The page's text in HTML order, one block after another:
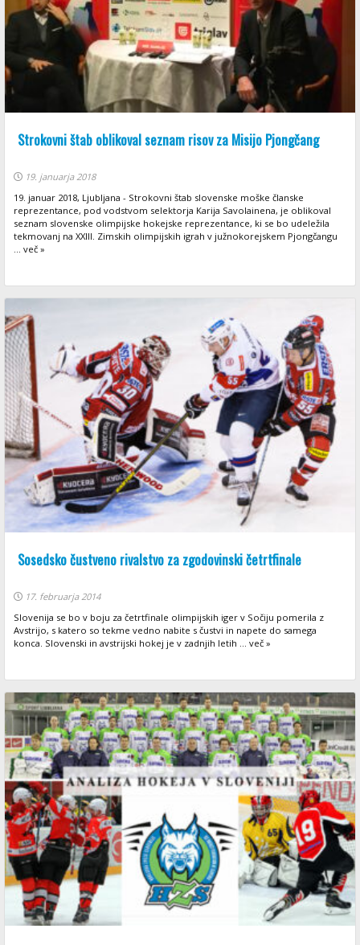
Strokovni štab oblikoval seznam risov za Misijo Pjongčang
19. januarja 2018
19. januar 2018, Ljubljana - Strokovni štab slovenske moške članske
reprezentance, pod vodstvom selektorja Karija Savolainena, je oblikoval
seznam slovenske olimpijske hokejske reprezentance, ki se bo udeležila
tekmovanj na XXIII. Zimskih olimpijskih igrah v južnokorejskem Pjongčangu
... več »
Sosedsko čustveno rivalstvo za zgodovinski četrtfinale
17. februarja 2014
Slovenija se bo v boju za četrtfinale olimpijskih iger v Sočiju pomerila z
Avstrijo, s katero so tekme vedno nabite s čustvi in napete do samega
konca. Slovenski in avstrijski hokej je v zadnjih letih ... več »